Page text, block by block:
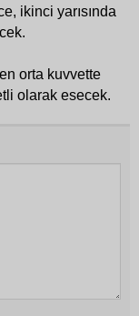
ikinci yarısında
orta kuvvette
olarak esecek.